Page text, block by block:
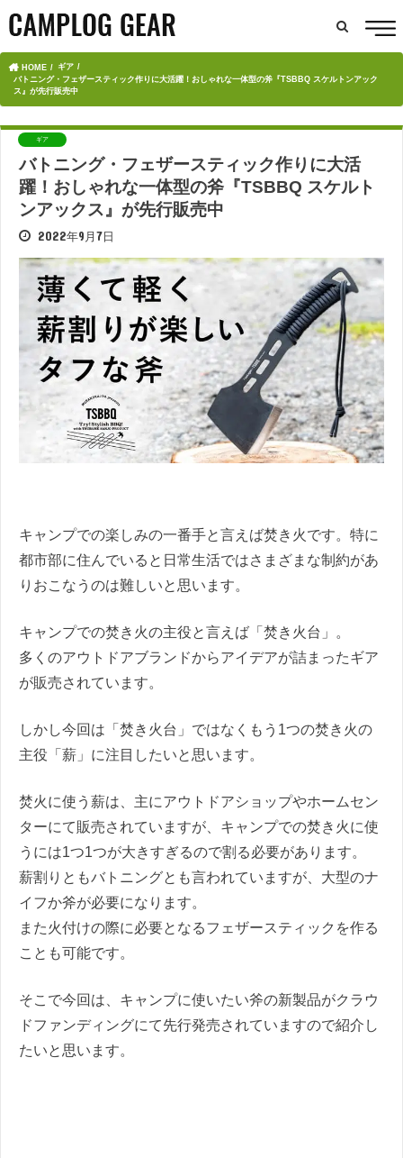
HOME
ギア
バトニング・フェザースティック作りに大活躍！おしゃれな一体型の斧『TSBBQ スケルトンアック
ス』が先行販売中
ギア
バトニング・フェザースティック作りに大活
躍！おしゃれな一体型の斧『TSBBQ スケルト
ンアックス』が先行販売中
2022年9月7日
キャンプでの楽しみの一番手と言えば焚き火です。特に
都市部に住んでいると日常生活ではさまざまな制約があ
りおこなうのは難しいと思います。
キャンプでの焚き火の主役と言えば「焚き火台」。
多くのアウトドアブランドからアイデアが詰まったギア
が販売されています。
しかし今回は「焚き火台」ではなくもう1つの焚き火の
主役「薪」に注目したいと思います。
焚火に使う薪は、主にアウトドアショップやホームセン
ターにて販売されていますが、キャンプでの焚き火に使
うには1つ1つが大きすぎるので割る必要があります。
薪割りともバトニングとも言われていますが、大型のナ
イフか斧が必要になります。
また火付けの際に必要となるフェザースティックを作る
ことも可能です。
そこで今回は、キャンプに使いたい斧の新製品がクラウ
ドファンディングにて先行発売されていますので紹介し
たいと思います。